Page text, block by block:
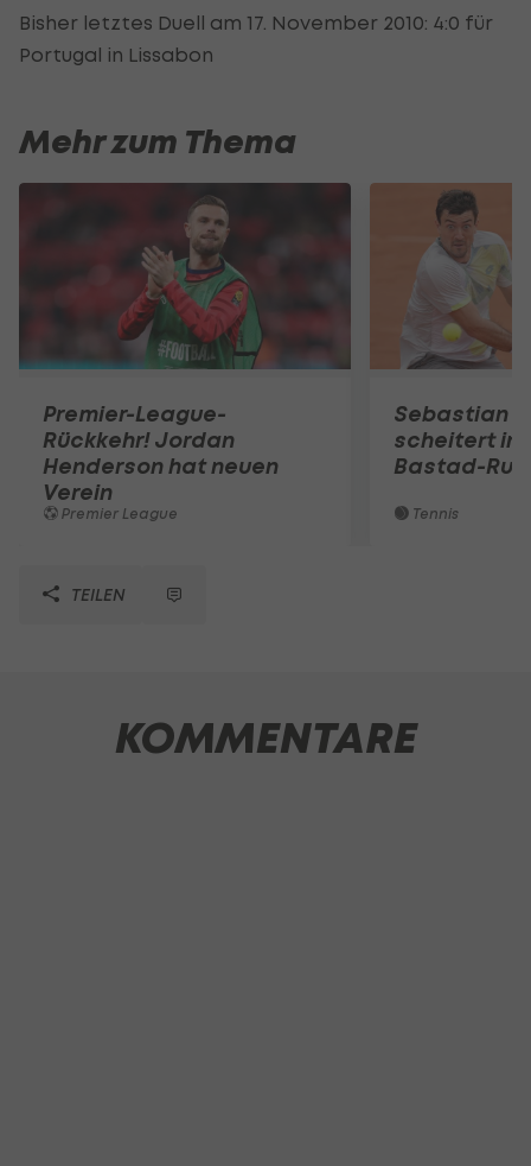
Bisher letztes Duell am 17. November 2010: 4:0 für
Portugal in Lissabon
Mehr zum Thema
Premier-League-
Rückkehr! Jordan
Henderson hat neuen
Verein
Premier League
Sebastian
scheitert in
Bastad-
Tennis
TEILEN
KOMMENTARE